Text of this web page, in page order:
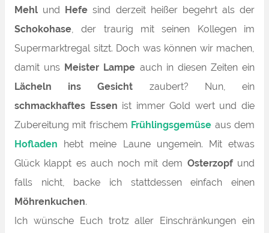
Mehl und Hefe sind derzeit heißer begehrt als der
Schokohase , der traurig mit seinen Kollegen im
Supermarktregal sitzt. Doch was können wir machen,
damit uns Meister Lampe auch in diesen Zeiten ein
Lächeln ins Gesicht zaubert? Nun, ein
schmackhaftes Essen ist immer Gold wert und die
Zubereitung mit frischem Frühlingsgemüse aus dem
Hofladen hebt meine Laune ungemein. Mit etwas
Glück klappt es auch noch mit dem Osterzopfund
falls nicht, backe ich stattdessen einfach einen
Möhrenkuchen.
Ich wünsche Euch trotz aller Einschränkungen ein